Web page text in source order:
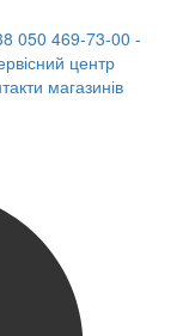
050 469-73-00 -
центр
магазинів